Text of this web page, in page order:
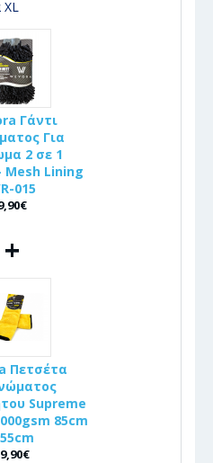
XL
Γάντι
Για
2 σε 1
Mesh Lining
015
+
Πετσέτα
Supreme
85cm